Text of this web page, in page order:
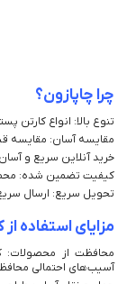
چرا چاپازون؟
تنوع بالا: انواع
مقایسه آسان: مقایسه
خرید آنلاین سریع و
کیفیت تضمین شده:
تحویل سریع: ارسال
مزایای استفاده
محافظت از محصولات:
آسیب‌های احتمالی